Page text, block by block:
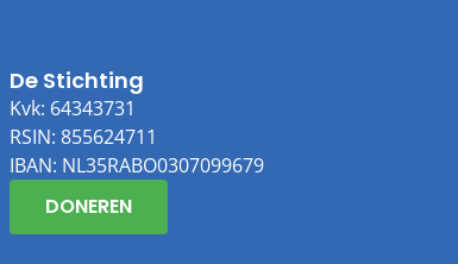
De Stichting
Kvk: 64343731
RSIN: 855624711
IBAN: NL35RABO0307099679
DONEREN